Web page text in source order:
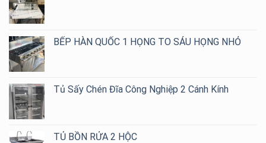
BẾP HÀN QUỐC 1 HỌNG TO SÁU HỌNG NHỎ
Tủ Sấy Chén Đĩa Công Nghiệp 2 Cánh Kính
TỦ BỒN RỬA 2 HỘC